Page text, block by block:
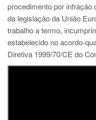
procedimento por infração
da legislação da União
trabalho a termo,
estabelecido no acordo-
Diretiva 1999/70/CE do